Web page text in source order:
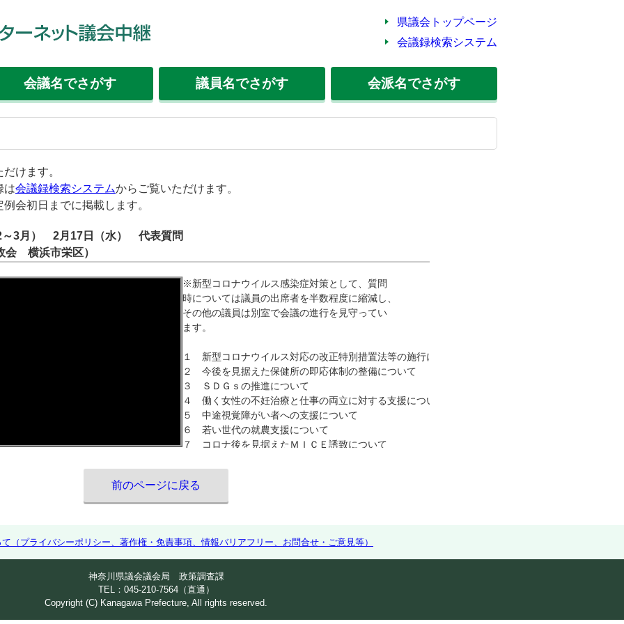
県議会トップページ
会議録検索システム
会議名でさがす 議員名でさがす 会派名でさがす
けます。
は会議録検索システムからご覧いただけます。
会初日までに掲載します。
～3月） 2月17日（水） 代表質問
横浜市栄区）
※新型コロナウイルス感染症対策として、質問
時については議員の出席者を半数程度に縮減し、
その他の議員は別室で会議の進行を見守ってい
ます。
１ 新型コロナウイルス対応の改正特別措置法等の施行に係る事業主、医療機関等への要請等につい
２ 今後を見据えた保健所の即応体制の整備について
３ ＳＤＧｓの推進について
４ 働く女性の不妊治療と仕事の両立に対する支援について
５ 中途視覚障がい者への支援について
６ 若い世代の就農支援について
７ コロナ後を見据えたＭＩＣＥ誘致について
前のページに戻る
（プライバシーポリシー、著作権・免責事項、情報バリアフリー、お問合せ・ご意見等）
神奈川県議会議会局 政策調査課
TEL：045-210-7564（直通）
Copyright (C) Kanagawa Prefecture, All rights reserved.